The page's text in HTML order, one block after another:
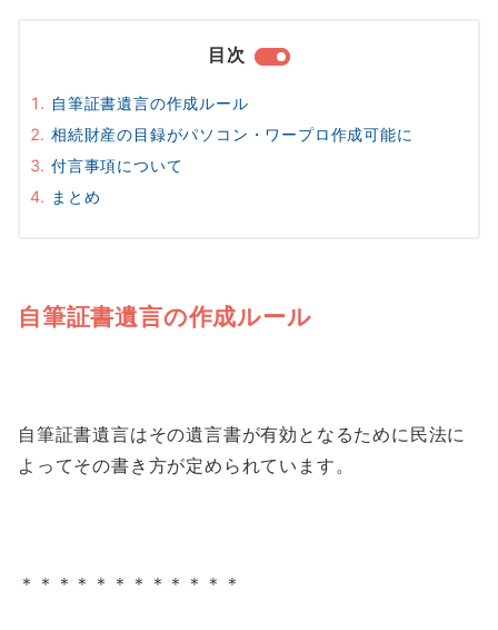
目次
自筆証書遺言の作成ルール
相続財産の目録がパソコン・ワープロ作成可能に
付言事項について
まとめ
自筆証書遺言の作成ルール
自筆証書遺言はその遺言書が有効となるために民法に
よってその書き方が定められています。
＊＊＊＊＊＊＊＊＊＊＊＊